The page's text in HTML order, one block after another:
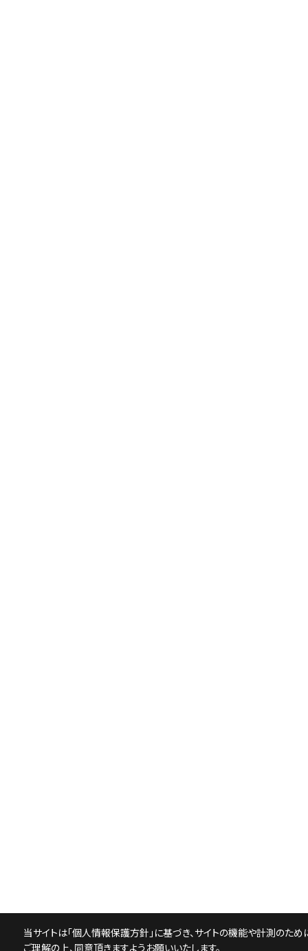
当サイトは「個人情報保護方針 」に基づき、サイトの機能や計測のた
ご理解の上、同意頂きますようお願いいたします。